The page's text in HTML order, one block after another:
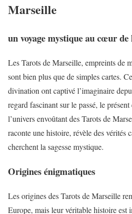
Marseille
un voyage mystique au cœur
Les Tarots de Marseille, empreints de
sont bien plus que de simples cartes.
divination ont captivé l’imaginaire
regard fascinant sur le passé, le
l’univers envoûtant des Tarots de
raconte une histoire, révèle des vérités
cherchent la sagesse mystique.
Origines énigmatiques
Les origines des Tarots de Marseille
Europe, mais leur véritable histoire est